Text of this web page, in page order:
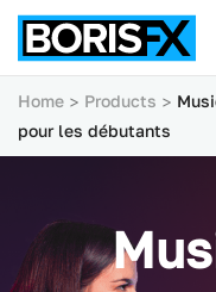
Home Products
pour les débutants